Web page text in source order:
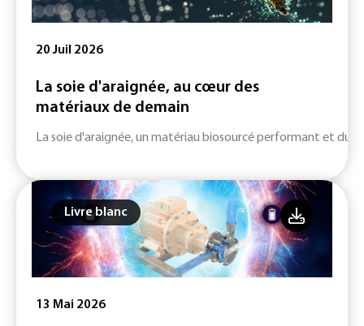
20 Juil 2026
La soie d'araignée, au cœur des
matériaux de demain
La soie d'araignée, un matériau biosourcé performant et
Livre blanc
13 Mai 2026